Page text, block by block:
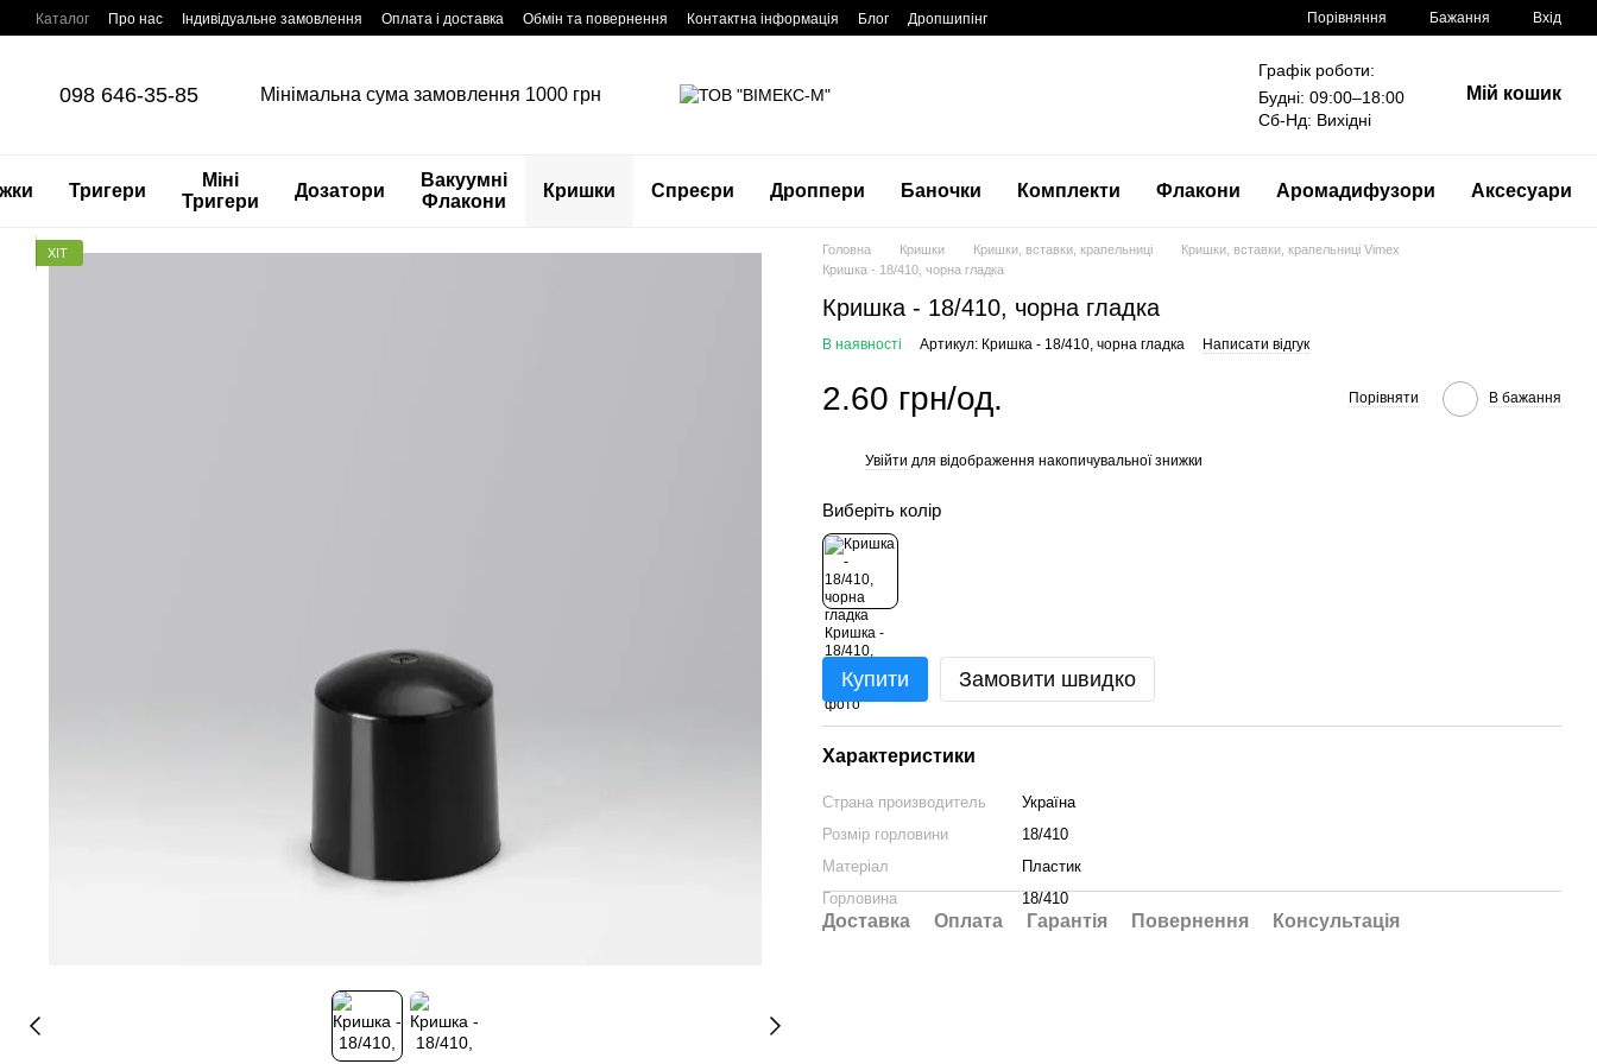
Перейти до основного контенту
Каталог Про нас Індивідуальне замовлення Оплата і доставка Обмін та повернення Контактна інформація Блог
Дропшипінг
Порівняння Бажання Вхід
098 646-35-85 Мінімальна сума замовлення 1000 грн
Графік роботи:
Будні: 09:00–18:00
Сб-Нд: Вихідні
Мій кошик
Тригери
Міні
Тригери
Дозатори
Вакуумні
Флакони
Кришки Спреєри Дроппери Баночки Комплекти Флакони Аромадифузори Аксесуари
ХІТ Головна Кришки Кришки, вставки, крапельниці
Кришки, вставки, крапельниці Vimex
Кришка - 18/410, чорна гладка
Кришка - 18/410, чорна гладка
В наявності Артикул: Кришка - 18/410, чорна гладка Написати відгук
2.60 грн/од. Порівняти В бажання
Увійти для відображення накопичувальної знижки
Виберіть колір
Купити Замовити швидко
Характеристики
Страна производитель
Україна
Розмір горловини
18/410
Матеріал
Пластик
Горловина
18/410
Доставка Оплата Гарантія Повернення Консультація